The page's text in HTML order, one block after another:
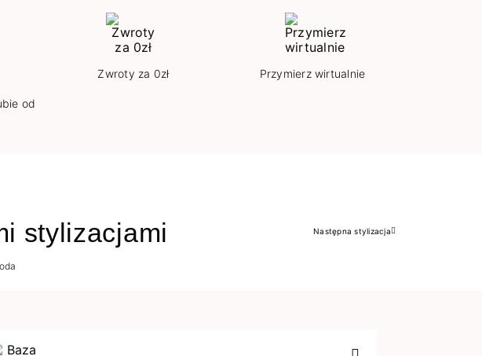
od
Zwroty za 0zł Przymierz wirtualnie
stylizacjami Następny
Następna stylizacja